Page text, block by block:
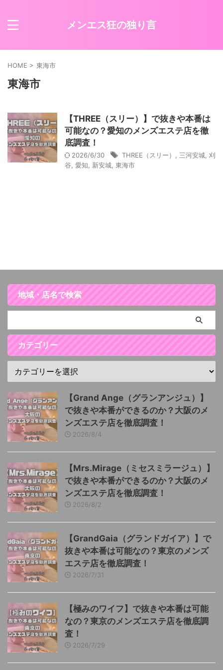
メンエス狂の独り言
HOME > 東海市
東海市
【THREE（スリー）】で抜きや本番は
可能なの？愛知のメンズエステ店を徹
底調査！
2026/6/30 THREE（スリー） 三河安城 刈
谷 愛知 新安城 東海市
地域・店名で検索
カテゴリー
【Grand Ange（グランアンジュ）】
で抜きや本番ができるのか？大阪のメ
ンズエステ店を徹底調査！
2026/8/4
【Mrs.Mirage（ミセスミラージュ）】
で抜きや本番ができるのか？大阪のメ
ンズエステ店を徹底調査！
2026/8/2
【GrandGaia（グランドガイア）】で
抜きや本番は可能なの？東京のメンズ
エステ店を徹底調査！
2026/7/31
【極みのワイフ】で抜きや本番は可能
なの？東京のメンズエステ店を徹底調
査！
2026/7/29